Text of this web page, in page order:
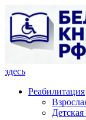
здесь
Реабилитация